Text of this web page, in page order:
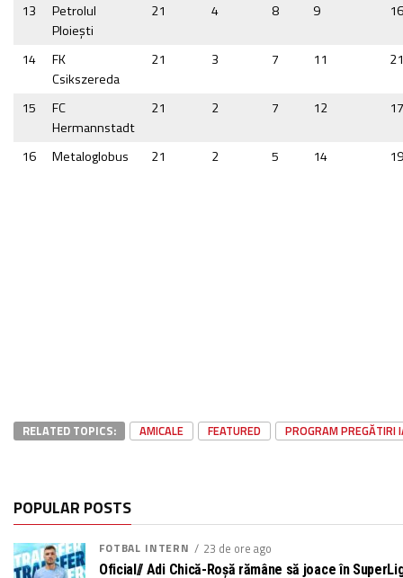
13
Petrolul
Ploiești
21 4 8 9
14
FK
Csikszereda
21 3 7 11
15
FC
Hermannstadt
21 2 7 12
16 Metaloglobus 21 2 5 14
RELATED TOPICS: AMICALE FEATURED PROGRAM PREGĂTIRI
POPULAR POSTS
FOTBAL INTERN 23 de ore ago
Oficial// Adi Chică-Roșă rămâne să joace în